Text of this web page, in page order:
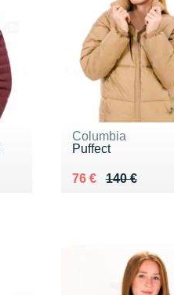
Columbia
Puffect
140 €
Au lieu de 140 €
76 €
Vendu 76 €